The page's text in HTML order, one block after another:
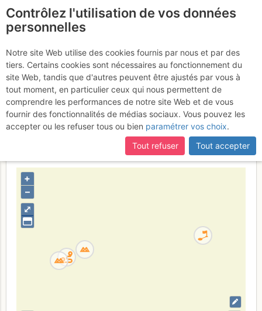
Pas de la Balme /
Col des Aiguillons :
Versant E par le Col de la
Valette
Lauzière - Cheval Noir
⤢
+
–
Contrôlez l'utilisation de vos données
personnelles
Notre site Web utilise des cookies fournis par nous et par des
tiers. Certains cookies sont nécessaires au fonctionnement du
site Web, tandis que d'autres peuvent être ajustés par vous à
tout moment, en particulier ceux qui nous permettent de
comprendre les performances de notre site Web et de vous
fournir des fonctionnalités de médias sociaux. Vous pouvez les
accepter ou les refuser tous ou bien paramétrer vos choix.
Tout refuser
Tout accepter